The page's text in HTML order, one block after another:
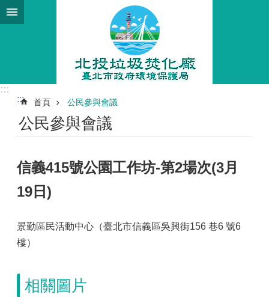
跳到主要內容區塊
:::
:::
首頁 公民參與會議
公民參與會議
信義415號公園工作坊-第2場次(3月
19日)
景勤區民活動中心（臺北市信義區吳興街156 巷6 號6
樓）
相關圖片